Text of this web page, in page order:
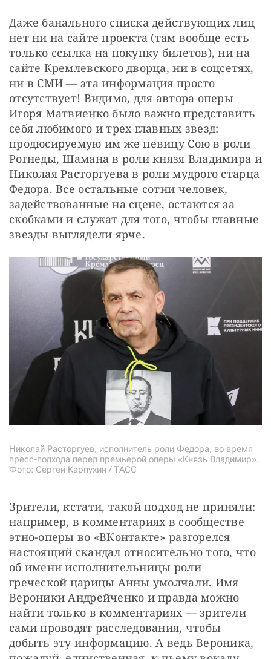
Даже банального списка действующих лиц
нет ни на сайте проекта (там вообще есть
только ссылка на покупку билетов), ни на
сайте Кремлевского дворца, ни в соцсетях,
ни в СМИ — эта информация просто
отсутствует! Видимо, для автора оперы
Игоря Матвиенко было важно представить
себя любимого и трех главных звезд:
продюсируемую им же певицу Сою в роли
Рогнеды, Шамана в роли князя Владимира и
Николая Расторгуева в роли мудрого старца
Федора. Все остальные сотни человек,
задействованные на сцене, остаются за
скобками и служат для того, чтобы главные
звезды выглядели ярче.
Николай Расторгуев, исполнитель роли Федора, во время
пресс-подхода перед премьерой оперы «Князь Владимир».
Фото: Сергей Карпухин / ТАСС
Зрители, кстати, такой подход не приняли:
например, в комментариях в сообществе
этно-оперы во «ВКонтакте» разгорелся
настоящий скандал относительно того, что
об имени исполнительницы роли
греческой царицы Анны умолчали. Имя
Вероники Андрейченко и правда можно
найти только в комментариях — зрители
сами проводят расследования, чтобы
добыть эту информацию. А ведь Вероника,